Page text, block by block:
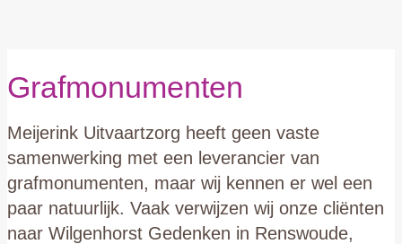
Grafmonumenten
Meijerink Uitvaartzorg heeft geen vaste
samenwerking met een leverancier van
grafmonumenten, maar wij kennen er wel een
paar natuurlijk. Vaak verwijzen wij onze cliënten
naar Wilgenhorst Gedenken in Renswoude,